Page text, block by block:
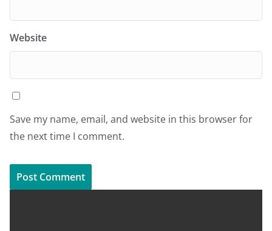
Website
Save my name, email, and website in this browser for
the next time I comment.